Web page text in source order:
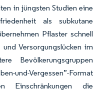
in jüngsten Studien eine
als subkutane
Pflaster schnell
Versorgungslücken im
Bevölkerungsgruppen
und-Vergessen”-Format
Einschränkungen die